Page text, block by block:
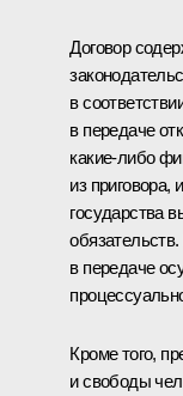
Договор
в
в передаче
какие‑либо
из
государства
в передаче
Кроме того,
и свободы